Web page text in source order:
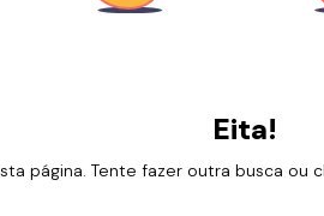
Eita!
página. Tente fazer outra busca ou